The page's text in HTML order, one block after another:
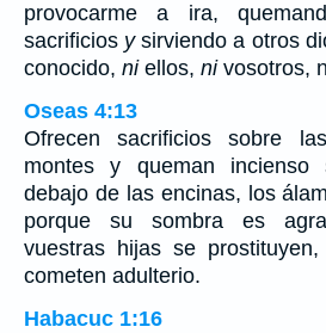
provocarme a ira,
sacrificios ysirviendo a otros
conocido, niellos, nivosotros,
Oseas 4:13
Ofrecen sacrificios sobre
montes y queman incienso
debajo de las encinas, los
porque su sombra es
vuestras hijas se
cometen adulterio.
Habacuc 1:16